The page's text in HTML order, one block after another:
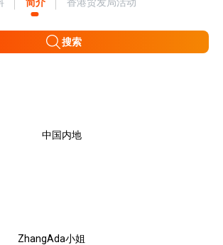
搜索
中国内地
ZhangAda小姐